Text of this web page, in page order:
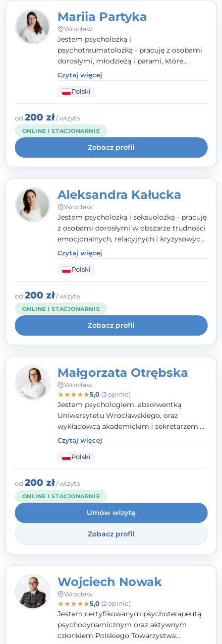
Mariia Partyka
Wrocław
Jestem psycholożką i
psychotraumatolożką - pracuję z osobami
dorosłymi, młodzieżą i parami, które
doświadczają kryzysów psychicznych,
traumy, stanów lękowych i trudności
relacyjnych. W pracy kieruję się
uważnością, empatią i głębokim
szacunkiem dla indywidualnej historii
każdego człowieka. Jestem w trakcie
czteroletniej szkoły psychoterapii
poznawczo-behawioralnej
rekomendowanej przez PTTPB.
Czytaj więcej
Polski
od 200 zł/ wizyta
ONLINE I STACJONARNIE
Zobacz profil
Aleksandra Kałucka
Wrocław
Jestem psycholożką i seksuolożką - pracuję
z osobami dorosłymi w obszarze trudności
emocjonalnych, relacyjnych i kryzysowych,
w tym z osobami po doświadczeniach
przemocy. Ukończyłam psychologię
kliniczną oraz studia podyplomowe z
interwencji kryzysowej i seksuologii
klinicznej na SWPS we Wrocławiu. W pracy
kieruję się empatią, etyką zawodową i
uważnością na potrzeby klienta.
Czytaj więcej
Polski
od 200 zł/ wizyta
ONLINE I STACJONARNIE
Zobacz profil
Małgorzata Otrębska
Wrocław
★★★★★5,0(3 opinie)
Jestem psychologiem, absolwentką
Uniwersytetu Wrocławskiego, oraz
wykładowcą akademickim i sekretarzem.
Dodatkowo mam kwalifikacje mediatora,
specjalizując się w sprawach rodzinnych,
cywilnych oraz karnych.
Czytaj więcej
Polski
od 200 zł/ wizyta
ONLINE I STACJONARNIE
Umów wizytę
Zobacz profil
Wojciech Nowak
Wrocław
★★★★★5,0(2 opinie)
Jestem certyfikowanym psychoterapeutą
psychodynamicznym oraz aktywnym
członkiem Polskiego Towarzystwa